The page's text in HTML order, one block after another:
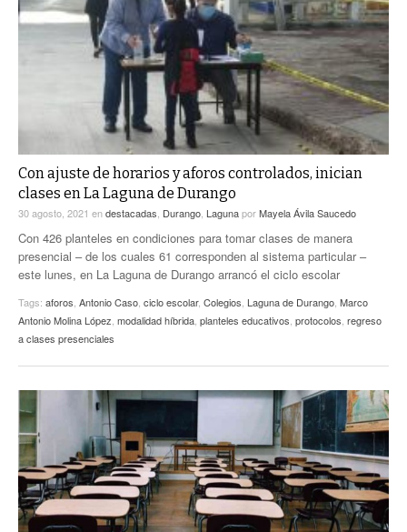
Con ajuste de horarios y aforos controlados, inician
clases en La Laguna de Durango
30 agosto, 2021 endestacadas, Durango, LagunaporMayela Ávila Saucedo
Con 426 planteles en condiciones para tomar clases de manera
presencial – de los cuales 61 corresponden al sistema particular –
este lunes, en La Laguna de Durango arrancó el ciclo escolar
Tags: aforos, Antonio Caso, ciclo escolar, Colegios, Laguna de Durango, Marco
Antonio Molina López, modalidad híbrida, planteles educativos, protocolos, regreso
a clases presenciales